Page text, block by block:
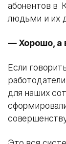
абонентов в
людьми и их
— Хорошо, а
Если
для наших